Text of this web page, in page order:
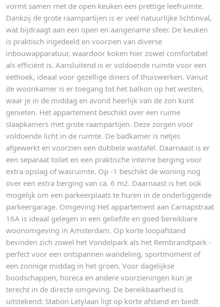
vormt samen met de open keuken een prettige leefruimte.
Dankzij de grote raampartijen is er veel natuurlijke lichtinval,
wat bijdraagt aan een open en aangename sfeer. De keuken
is praktisch ingedeeld en voorzien van diverse
inbouwapparatuur, waardoor koken hier zowel comfortabel
als efficiënt is. Aansluitend is er voldoende ruimte voor een
eethoek, ideaal voor gezellige diners of thuiswerken. Vanuit
de woonkamer is er toegang tot het balkon op het westen,
waar je in de middag en avond heerlijk van de zon kunt
genieten. Het appartement beschikt over een ruime
slaapkamers met grote raampartijen. Deze zorgen voor
voldoende licht in de ruimte. De badkamer is netjes
afgewerkt en voorzien een dubbele wastafel. Daarnaast is er
een separaat toilet en een praktische interne berging voor
extra opslag of wasruimte. Op -1 beschikt de woning nog
over een extra berging van ca. 6 m2. Daarnaast is het ook
mogelijk om een parkeerplaats te huren in de onderliggende
parkeergarage. Omgeving Het appartement aan Carnapstraat
16A is ideaal gelegen in een geliefde en goed bereikbare
woonomgeving in Amsterdam. Op korte loopafstand
bevinden zich zowel het Vondelpark als het Rembrandtpark -
perfect voor een ontspannen wandeling, sportmoment of
een zonnige middag in het groen. Voor dagelijkse
boodschappen, horeca en andere voorzieningen kun je
terecht in de directe omgeving. De bereikbaarheid is
uitstekend: Station Lelylaan ligt op korte afstand en biedt